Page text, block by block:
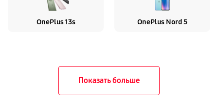
OnePlus 13s OnePlus Nord 5